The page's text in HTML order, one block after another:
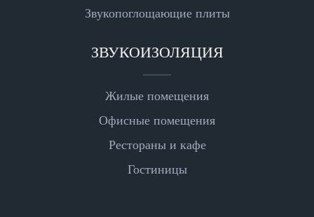
Звукопоглощающие плиты
ЗВУКОИЗОЛЯЦИЯ
Жилые помещения
Офисные помещения
Рестораны и кафе
Гостиницы